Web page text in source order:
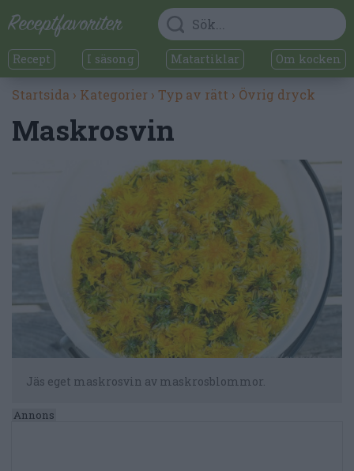
Recept I säsong Matartiklar Om kocken
Startsida › Kategorier › Typ av rätt › Övrig dryck
Maskrosvin
Jäs eget maskrosvin av maskrosblommor.